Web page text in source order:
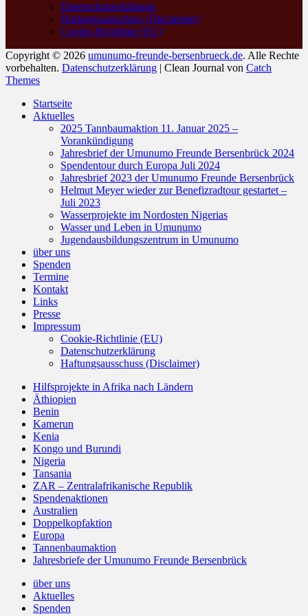
Datenschutzerklärung
Haftungsausschuss (Disclaimer)
Cookie-Richtlinie (EU)
Copyright © 2026 umunumo-freunde-bersenbrueck.de. Alle Rechte
vorbehalten. Datenschutzerklärung | Clean Journal von Catch
Themes
oben
scrollen
Startseite
Aktuelles
2025 Tannbaumaktion 11. Januar 2025 –
Vorankündigung
Jahresbrief der Umunumo Freunde Bersenbrück 2024
Spendentour durch Europa Juli 2024
Jahresbrief 2023 der Umunumo Freunde Bersenbrück
Helmut Meyer wieder zur Benefizradtour gestartet –
Juli 2023
Wasserprojekte im Nordosten Nigerias
Wasser und Leben in Umunumo
Jugendausbildungszentrum in Umunumo
über uns
Spenden
Termine
Kontakt
Links
Presse
Impressum
Cookie-Richtlinie (EU)
Datenschutzerklärung
Haftungsausschuss (Disclaimer)
Hilfsprojekte in Afrika nach Ländern
Äthiopien
Benin
Kamerun
Kenia
Kongo und Burundi
Nigeria
Tansania
ZAR – Zentralafrikanische Republik
Spendenaktionen
Australien
Doppelkopfaktion
Europa
Tannenbaumaktion
Jahresbriefe der Umunumo Freunde Bersenbrück
über uns
Aktuelles
Spenden